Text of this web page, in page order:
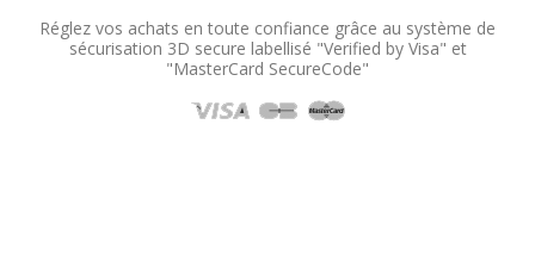
Réglez vos achats en toute confiance grâce au système de
sécurisation 3D secure labellisé "Verified by Visa" et
"MasterCard SecureCode"